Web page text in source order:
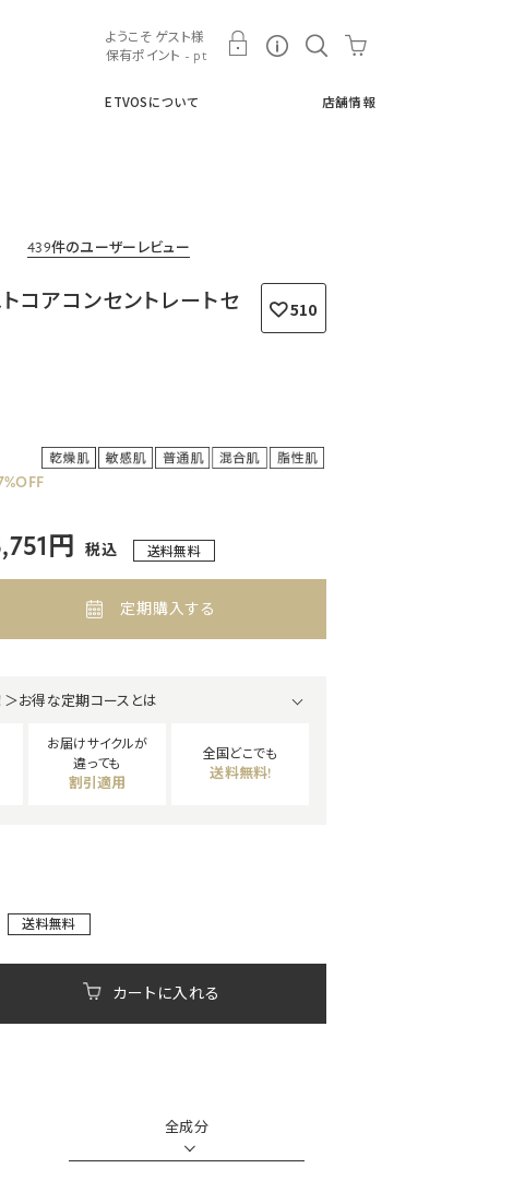
ETVOSについて 店舗情報
ようこそ ゲスト様
保有ポイント - pt
439件のユーザーレビュー
コアコンセントレートセ
510
送料無料
円 税込
定期購入する
＞お得な定期コースとは
お届けサイクルが
違っても
割引適用
全国どこでも
送料無料!
送料無料
カートに入れる
全成分